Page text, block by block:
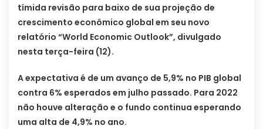
tímida revisão para baixo de sua projeção de
crescimento econômico global em seu novo
relatório “World Economic Outlook”, divulgado
nesta terça-feira (12).
A expectativa é de um avanço de 5,9% no PIB global
contra 6% esperados em julho passado. Para 2022
não houve alteração e o fundo continua esperando
uma alta de 4,9% no ano.